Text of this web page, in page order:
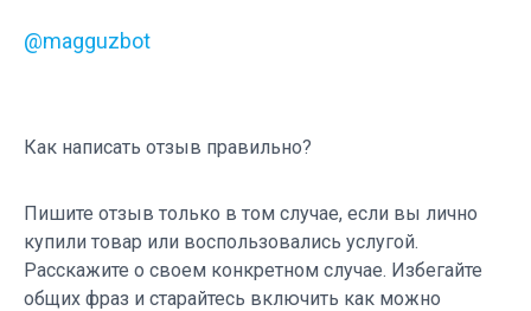
@magguzbot
Как написать отзыв правильно?
Пишите отзыв только в том случае, если вы лично
купили товар или воспользовались услугой.
Расскажите о своем конкретном случае. Избегайте
общих фраз и старайтесь включить как можно